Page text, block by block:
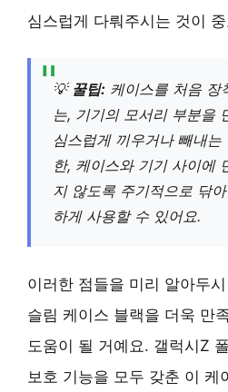
심스럽게 다뤄주시는 것이
💡 꿀팁: 케이스를 처음 장
는, 기기의 모서리 부분을
심스럽게 끼우거나 빼내
한, 케이스와 기기 사이에
지 않도록 주기적으로 닦
하게 사용할 수 있어요.
이러한 점들을 미리 알아두
슬림 케이스 블랙을 더욱 만
도움이 될 거예요. 갤럭시Z
보호 기능을 모두 갖춘 이 케